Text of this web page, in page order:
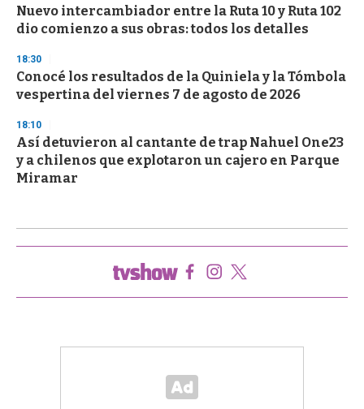
Nuevo intercambiador entre la Ruta 10 y Ruta 102
dio comienzo a sus obras: todos los detalles
18:30
Conocé los resultados de la Quiniela y la Tómbola
vespertina del viernes 7 de agosto de 2026
18:10
Así detuvieron al cantante de trap Nahuel One23
y a chilenos que explotaron un cajero en Parque
Miramar